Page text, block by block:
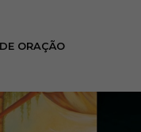
ORAÇÃO